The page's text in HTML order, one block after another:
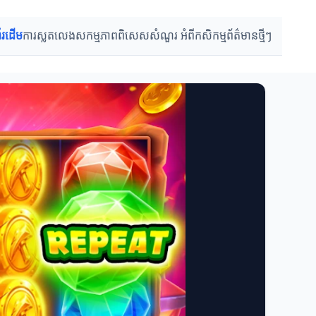
ដើមការស្លតលេងសកម្មភាពពិសេសសំណួរ អំពីកសិកម្មព័ត៌មានថ្មីៗ